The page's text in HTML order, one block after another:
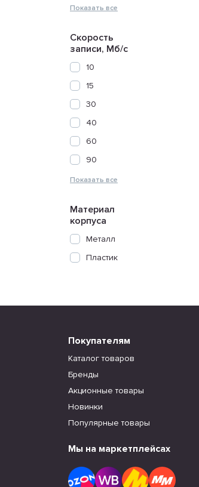
Скорость
записи, Мб/с
10
15
30
40
60
90
Материал
корпуса
Металл
Пластик
Покупателям
Каталог товаров
Бренды
Акционные товары
Новинки
Популярные товары
Мы на маркетплейсах